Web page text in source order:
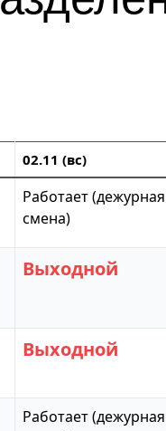
02.11 (вс)
Работает (дежурная
смена)
Выходной
Выходной
Работает (дежурная